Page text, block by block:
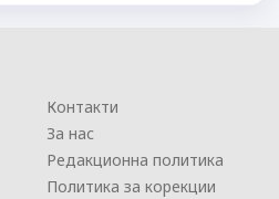
Контакти
За нас
Редакционна политика
Политика за корекции